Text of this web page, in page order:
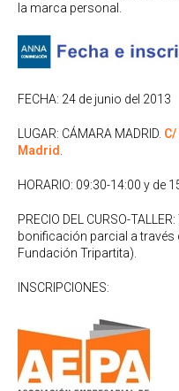
la marca personal.
FECHA: 24 de junio del 2013
LUGAR: CÁMARA MADRID.
Madrid.
HORARIO: 09:30-14:00 y de
PRECIO DEL CURSO-
bonificación parcial a través
Fundación Tripartita).
INSCRIPCIONES: